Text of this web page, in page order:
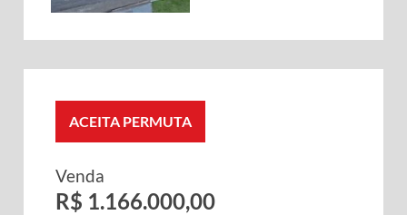
ACEITA PERMUTA
Venda
R$ 1.166.000,00